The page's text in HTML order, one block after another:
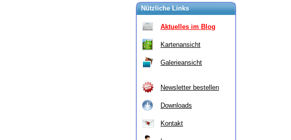
Nützliche Links
Aktuelles im Blog
Kartenansicht
Galerieansicht
Newsletter bestellen
Downloads
Kontakt